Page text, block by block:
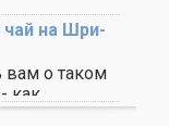
на Шри-
вам о таком
как
..